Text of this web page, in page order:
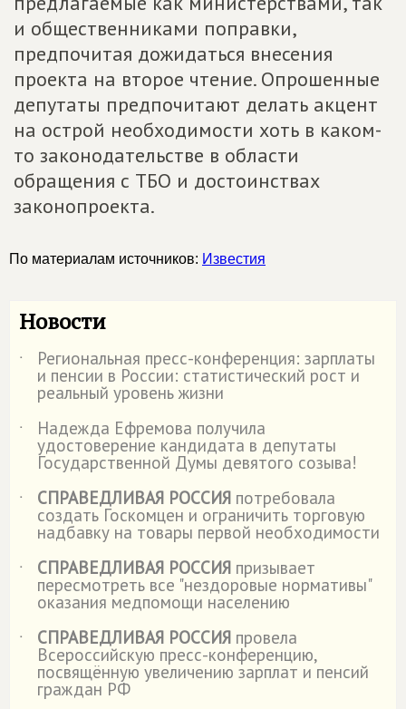
и общественниками поправки,
предпочитая дожидаться внесения
проекта на второе чтение. Опрошенные
депутаты предпочитают делать акцент
на острой необходимости хоть в каком-
то законодательстве в области
обращения с ТБО и достоинствах
законопроекта.
По материалам источников: Известия
Новости
˙ Региональная пресс-конференция: зарплаты
и пенсии в России: статистический рост и
реальный уровень жизни
˙
Надежда Ефремова получила
удостоверение кандидата в депутаты
Государственной Думы девятого созыва!
˙
СПРАВЕДЛИВАЯ РОССИЯ потребовала
создать Госкомцен и ограничить торговую
надбавку на товары первой необходимости
˙
СПРАВЕДЛИВАЯ РОССИЯ призывает
пересмотреть все "нездоровые нормативы"
оказания медпомощи населению
˙
СПРАВЕДЛИВАЯ РОССИЯ провела
Всероссийскую пресс-конференцию,
посвящённую увеличению зарплат и пенсий
граждан РФ